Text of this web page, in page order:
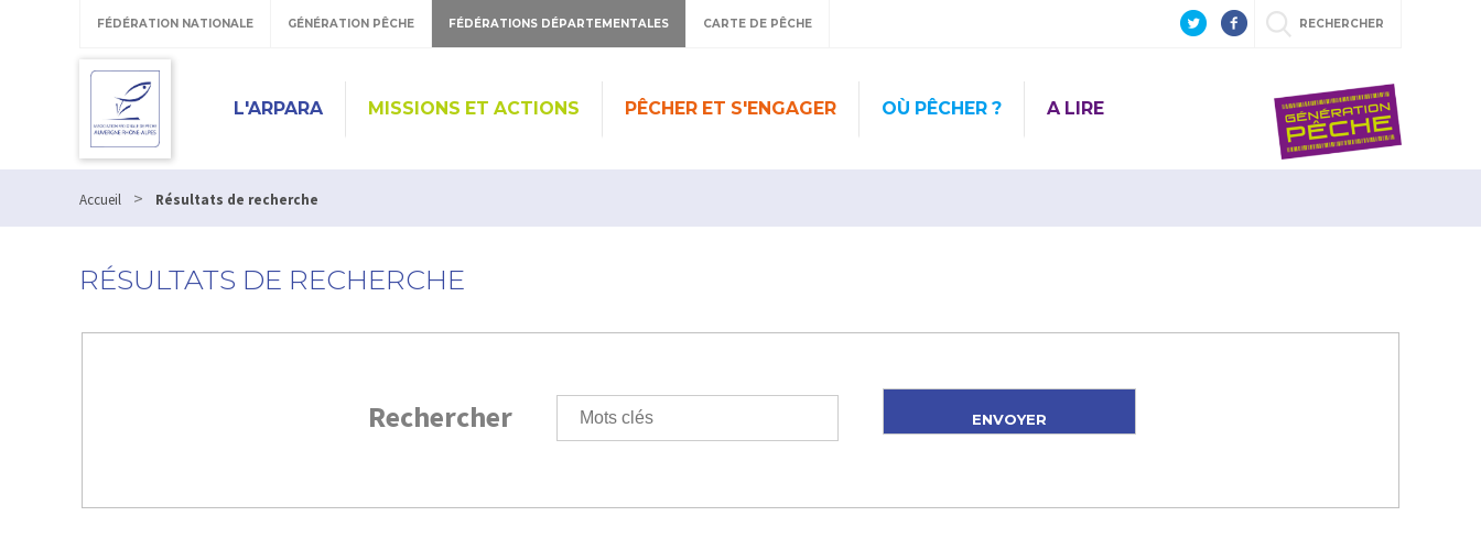
FÉDÉRATION NATIONALE GÉNÉRATION PÊCHE FÉDÉRATIONS DÉPARTEMENTALES CARTE DE PÊCHE RECHERCHER
L'ARPARA MISSIONS ET ACTIONS PÊCHER ET S'ENGAGER OÙ PÊCHER ? A LIRE
Accueil > Résultats de recherche
RÉSULTATS DE RECHERCHE
Rechercher